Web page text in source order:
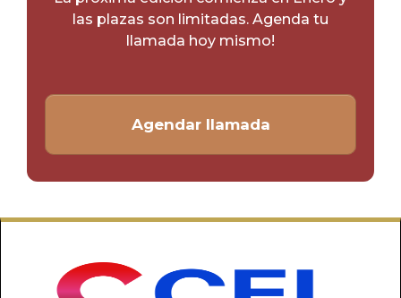
las plazas son limitadas. Agenda tu
llamada hoy mismo!
Agendar llamada